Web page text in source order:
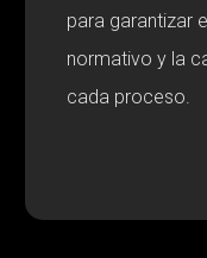
para garantizar
normativo y la
cada proceso.